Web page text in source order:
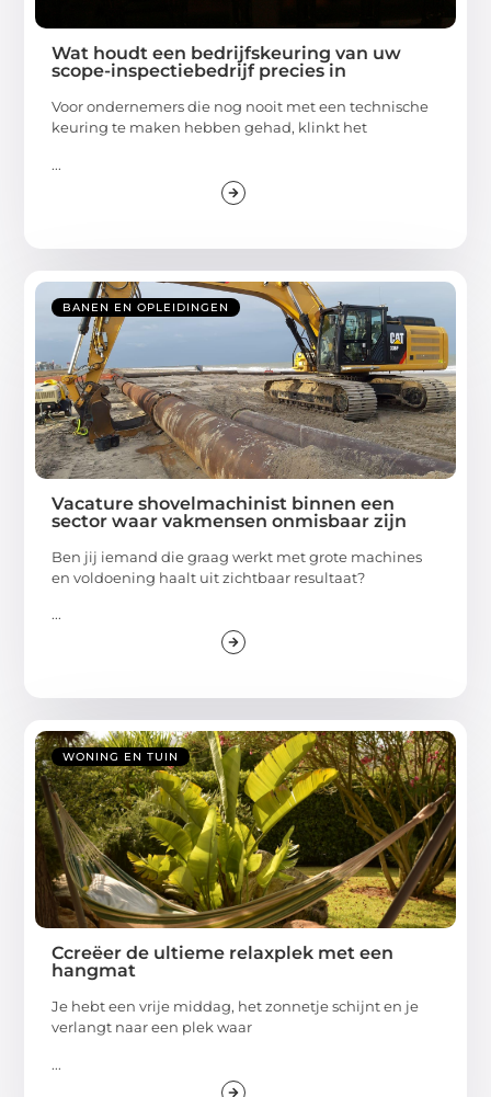
Wat houdt een bedrijfskeuring van uw
scope-inspectiebedrijf precies in
Voor ondernemers die nog nooit met een technische
keuring te maken hebben gehad, klinkt het
...
BANEN EN OPLEIDINGEN
Vacature shovelmachinist binnen een
sector waar vakmensen onmisbaar zijn
Ben jij iemand die graag werkt met grote machines
en voldoening haalt uit zichtbaar resultaat?
...
WONING EN TUIN
Ccreëer de ultieme relaxplek met een
hangmat
Je hebt een vrije middag, het zonnetje schijnt en je
verlangt naar een plek waar
...